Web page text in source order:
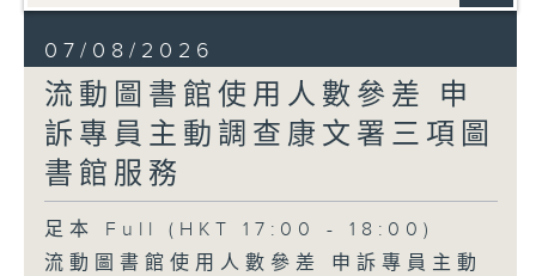
07/08/2026
流動圖書館使用人數參差 申
訴專員主動調查康文署三項圖
書館服務
足本 Full (HKT 17:00 - 18:00)
流動圖書館使用人數參差 申訴專員主動